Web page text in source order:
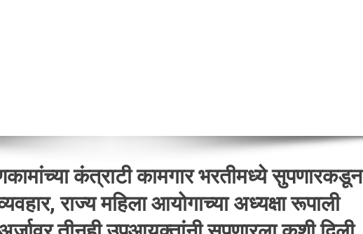
कंत्राटी कामगार भरतीमध्ये सुपणारकडून
राज्य महिला आयोगाच्या अध्यक्षा रूपाली